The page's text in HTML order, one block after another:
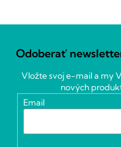
Odoberať
Vložte svoj e-mail a my
nových
Email